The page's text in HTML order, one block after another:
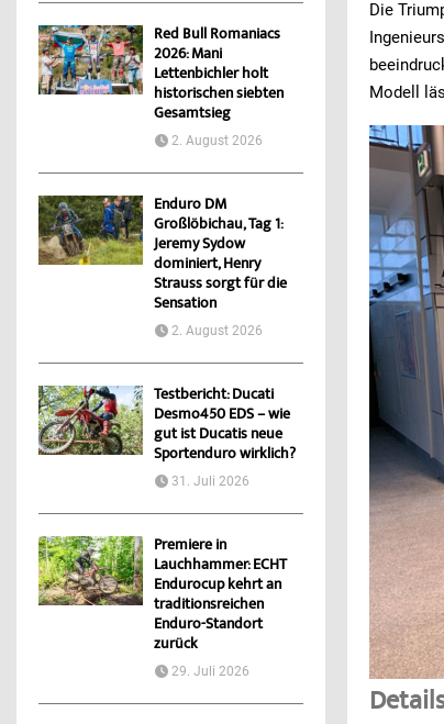
Die
Modell
Red Bull Romaniacs
2026: Mani
Lettenbichler holt
historischen siebten
Gesamtsieg
2. August 2026
Enduro DM
Großlöbichau, Tag 1:
Jeremy Sydow
dominiert, Henry
Strauss sorgt für die
Sensation
2. August 2026
Testbericht: Ducati
Desmo450 EDS – wie
gut ist Ducatis neue
Sportenduro wirklich?
31. Juli 2026
Premiere in
Lauchhammer: ECHT
Endurocup kehrt an
traditionsreichen
Enduro-Standort
zurück
29. Juli 2026